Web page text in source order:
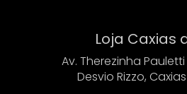
Loja Caxias
Av. Therezinha
Desvio Rizzo,